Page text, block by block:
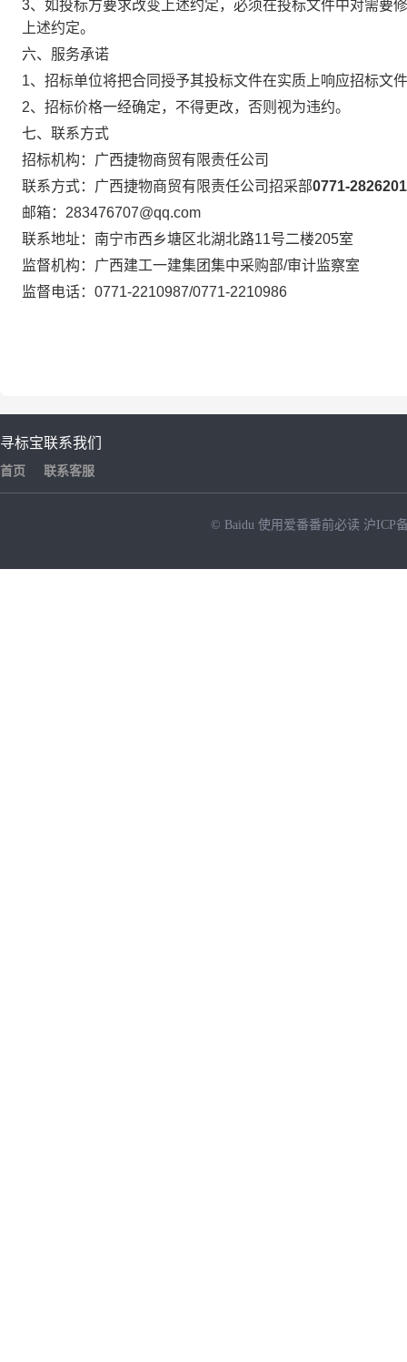
3、如投标方要求改变上述约定，必须在投标文件中对需要
上述约定。
六、服务承诺
1、招标单位将把合同授予其投标文件在实质上响应招标文
2、招标价格一经确定，不得更改，否则视为违约。
七、联系方式
招标机构：广西捷物商贸有限责任公司
联系方式：广西捷物商贸有限责任公司招采部0771-2826201
邮箱：283476707@qq.com
联系地址：南宁市西乡塘区北湖北路11号二楼205室
监督机构：广西建工一建集团集中采购部/审计监察室
监督电话：0771-2210987/0771-2210986
寻标宝
首页
联系我们
联系客服
© Baidu 使用爱番番前必读 沪ICP